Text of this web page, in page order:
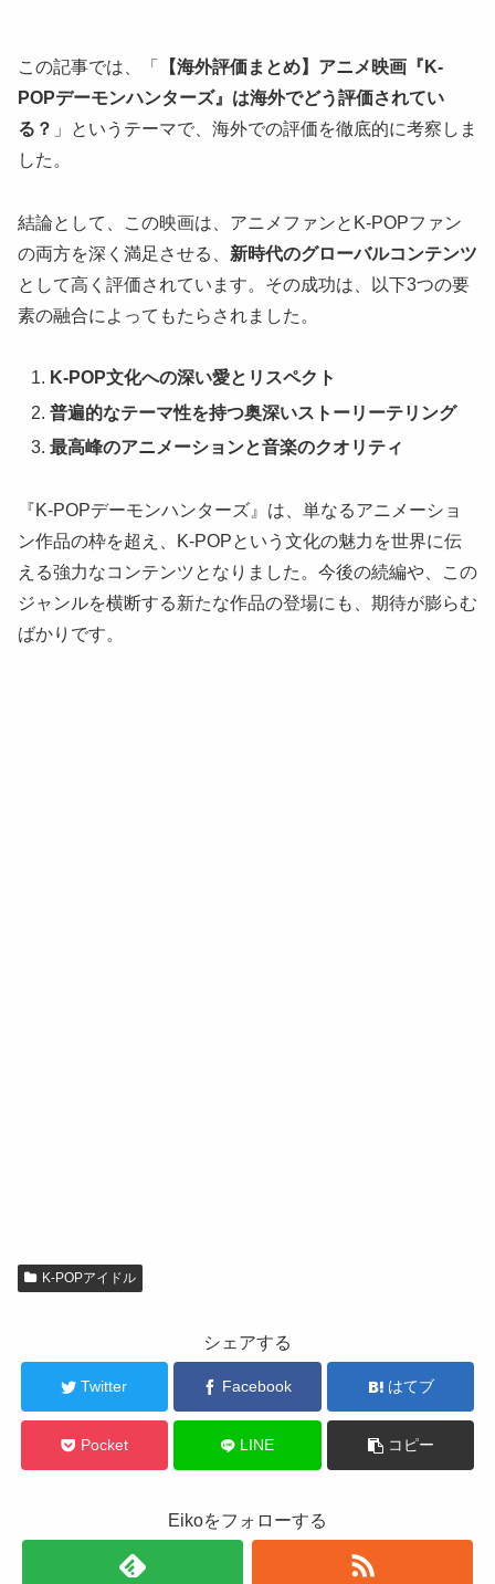
この記事では、「
【海外評価まとめ】アニメ映画『K-
POPデーモンハンターズ』は海外でどう評価されてい
る？ 」というテーマで、海外での評価を徹底的に考察しま
した。
結論として、この映画は、アニメファンとK-POPファン
の両方を深く満足させる、 新時代のグローバルコンテンツ
として高く評価されています。その成功は、以下3つの要
素の融合によってもたらされました。
K-POP文化への深い愛とリスペクト
普遍的なテーマ性を持つ奥深いストーリーテリング
最高峰のアニメーションと音楽のクオリティ
『K-POPデーモンハンターズ』は、単なるアニメーショ
ン作品の枠を超え、K-POPという文化の魅力を世界に伝
える強力なコンテンツとなりました。今後の続編や、この
ジャンルを横断する新たな作品の登場にも、期待が膨らむ
ばかりです。
K-POPアイドル
シェアする
Twitter Facebook はてブ
Pocket LINE コピー
Eikoをフォローする